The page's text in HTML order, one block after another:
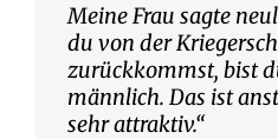
Meine Frau sagte
du von der
zurückkommst, bist
männlich. Das ist
sehr attraktiv.“